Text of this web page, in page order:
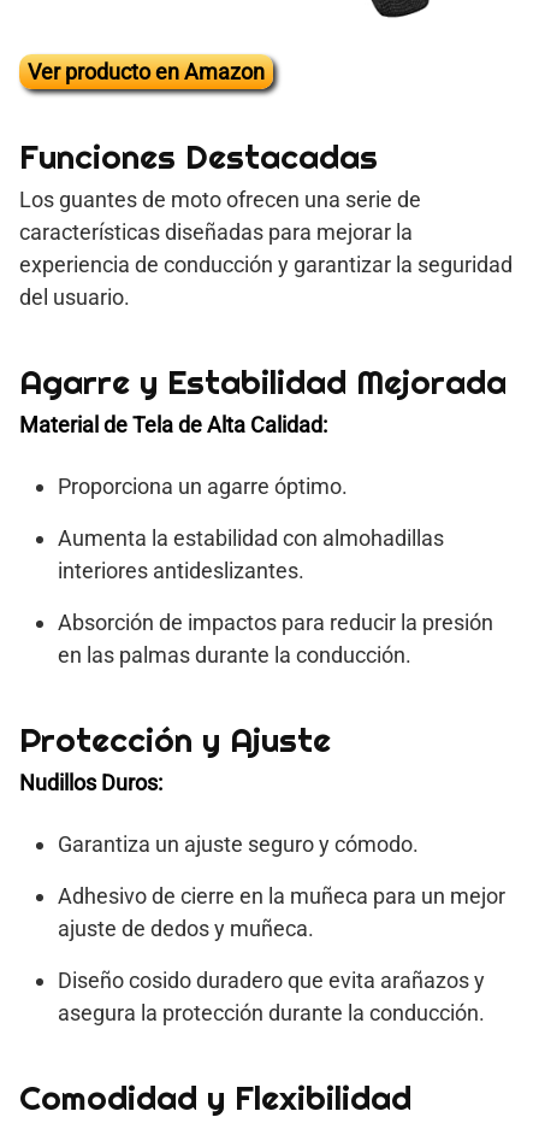
Ver producto en Amazon
Funciones Destacadas
Los guantes de moto ofrecen una serie de
características diseñadas para mejorar la
experiencia de conducción y garantizar la seguridad
del usuario.
Agarre y Estabilidad Mejorada
Material de Tela de Alta Calidad:
Proporciona un agarre óptimo.
Aumenta la estabilidad con almohadillas
interiores antideslizantes.
Absorción de impactos para reducir la presión
en las palmas durante la conducción.
Protección y Ajuste
Nudillos Duros:
Garantiza un ajuste seguro y cómodo.
Adhesivo de cierre en la muñeca para un mejor
ajuste de dedos y muñeca.
Diseño cosido duradero que evita arañazos y
asegura la protección durante la conducción.
Comodidad y Flexibilidad